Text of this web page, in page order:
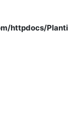
httpdocs/Planti